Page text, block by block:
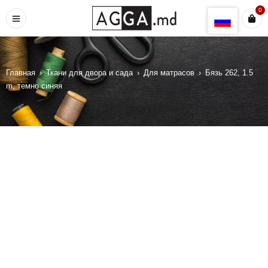
0
Главная › Ткани для двора и сада › Для матрасов › Бязь 262, 1.5
m, темно синяя
Коттон 100 % Коттон 110 Коттон 115
Коттон 135
Коттон Сатин Коттон Палатка
Коттон Саржа Коттон стрейч полоска
Лен Лен вискоза Лен KETEN